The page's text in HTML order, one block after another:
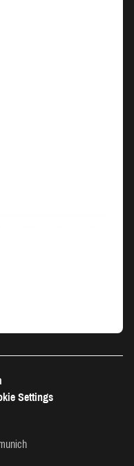
Settings